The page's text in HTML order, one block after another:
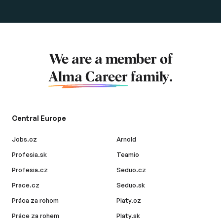
We are a member of
Alma Career family.
Central Europe
Jobs.cz
Profesia.sk
Profesia.cz
Prace.cz
Práca za rohom
Práce za rohem
Arnold
Teamio
Seduo.cz
Seduo.sk
Platy.cz
Platy.sk